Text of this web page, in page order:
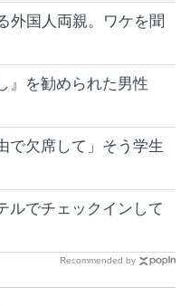
外国人両親。ワケを聞
』を勧められた男性
で欠席して」そう学生
ルでチェックインして
Recommended by